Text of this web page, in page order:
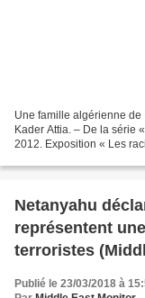
Une famille algérienne
Kader Attia. – De la série
2012. Exposition « Les
Netanyahu
représentent
terroristes
Publié le 23/03/2018 à